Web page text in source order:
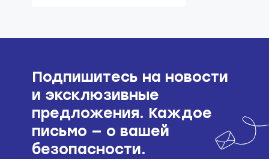
Подпишитесь на новости
и эксклюзивные
предложения. Каждое
письмо — о вашей
безопасности.